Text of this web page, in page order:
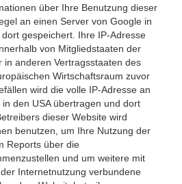
über Ihre Benutzung dieser
an einen Server von Google in
gespeichert. Ihre IP-Adresse
von Mitgliedstaaten der
in anderen Vertragsstaaten des
Wirtschaftsraum zuvor
wird die volle IP-Adresse an
den USA übertragen und dort
dieser Website wird
benutzen, um Ihre Nutzung der
Reports über die
und um weitere mit
Internetnutzung verbundene